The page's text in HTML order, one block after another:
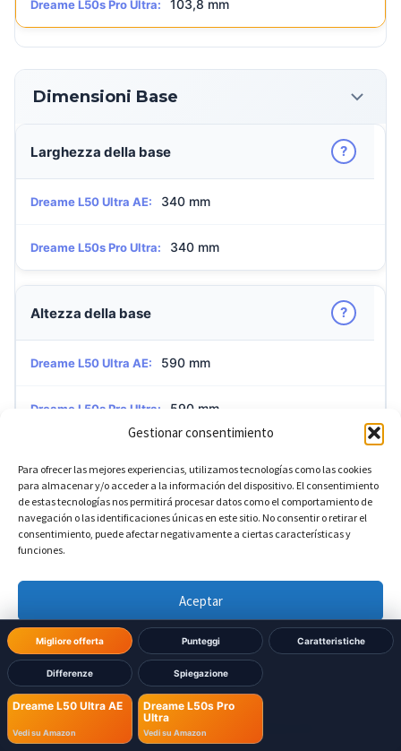
Gestionar consentimiento
Para ofrecer las mejores experiencias, utilizamos tecnologías como las cookies
para almacenar y/o acceder a la información del dispositivo. El consentimiento
de estas tecnologías nos permitirá procesar datos como el comportamiento de
navegación o las identificaciones únicas en este sitio. No consentir o retirar el
consentimiento, puede afectar negativamente a ciertas características y
funciones.
Aceptar
Denegar
Ver preferencias
Política de cookies Política de Privacidad
Migliore offerta Punteggi Caratteristiche
Differenze Spiegazione
Dreame L50 Ultra AE
Vedi su Amazon
Dreame L50s Pro
Ultra
Vedi su Amazon
Dreame L50s Pro Ultra: 103,8 mm
Dimensioni Base
Larghezza della base ?
Dreame L50 Ultra AE: 340 mm
Dreame L50s Pro Ultra: 340 mm
Altezza della base ?
Dreame L50 Ultra AE: 590 mm
Dreame L50s Pro Ultra: 590 mm
Profondità della base ?
Dreame L50 Ultra AE: 457 mm
Hai già deciso quale